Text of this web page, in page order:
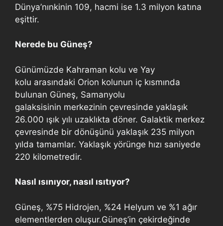
Dünya’nınkinin 109, hacmi ise 1.3 milyon katına
eşittir.
Nerede bu Güneş?
Günümüzde Kahraman kolu ve Yay
kolu arasındaki Orion kolunun iç kısmında
bulunan Güneş, Samanyolu
galaksisinin merkezinin çevresinde yaklaşık
26.000 ışık yılı uzaklıkta döner. Galaktik merkez
çevresinde bir dönüşünü yaklaşık 235 milyon
yılda tamamlar. Yaklaşık yörünge hızı saniyede
220 kilometredir.
Nasıl ısınıyor, nasıl ısıtıyor?
Güneş, %75 Hidrojen, %24 Helyum ve %1 ağır
elementlerden oluşur.Güneş’in çekirdeğinde